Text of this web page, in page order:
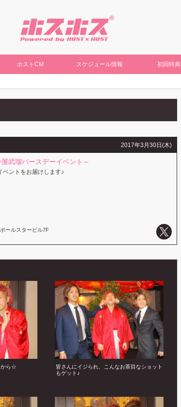
ホストCM スケジュール情報 初回特典
2017年3月30日(木)
武瑠バースデーイベント～
ベントをお届けします♪
ールスタービル7F
から☆
皆さんにイジられ、こんなお茶目なショット
もゲット♪